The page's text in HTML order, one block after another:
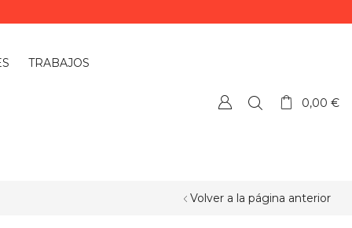
TRABAJOS
0,00€
Volver a la página anterior